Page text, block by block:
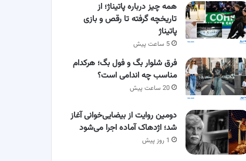
همه چیز درباره پاتیناژ؛ از
تاریخچه گرفته تا رقص و بازی
پاتیناژ
5 ساعت پیش
فرق شلوار بگ و فول بگ؛ هرکدام
مناسب چه اندامی است؟
20 ساعت پیش
دومین روایت از بیضایی‌خوانی آغاز
شد؛ اژدهاک آماده اجرا می‌شود
1 روز پیش